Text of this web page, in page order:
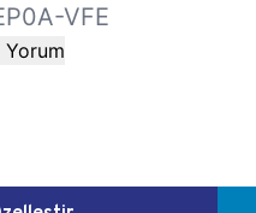
VFE
Yorum